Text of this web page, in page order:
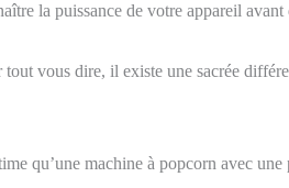
la puissance de votre appareil
vous dire, il existe une sacrée
qu’une machine à popcorn avec